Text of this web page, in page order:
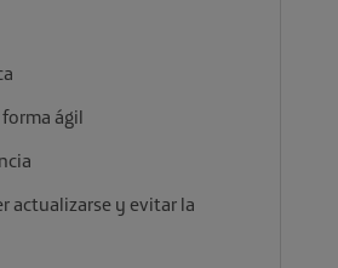
ágil
actualizarse y evitar la